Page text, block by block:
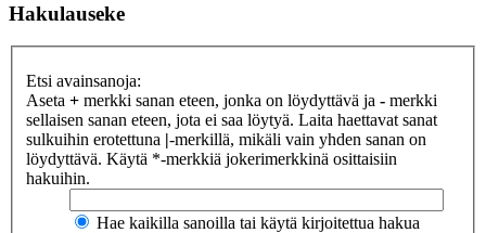
Hakulauseke
Etsi avainsanoja:
Aseta + merkki sanan eteen, jonka on löydyttävä ja - merkki
sellaisen sanan eteen, jota ei saa löytyä. Laita haettavat sanat
sulkuihin erotettuna |-merkillä, mikäli vain yhden sanan on
löydyttävä. Käytä *-merkkiä jokerimerkkinä osittaisiin
hakuihin.
Hae kaikilla sanoilla tai käytä kirjoitettua hakua